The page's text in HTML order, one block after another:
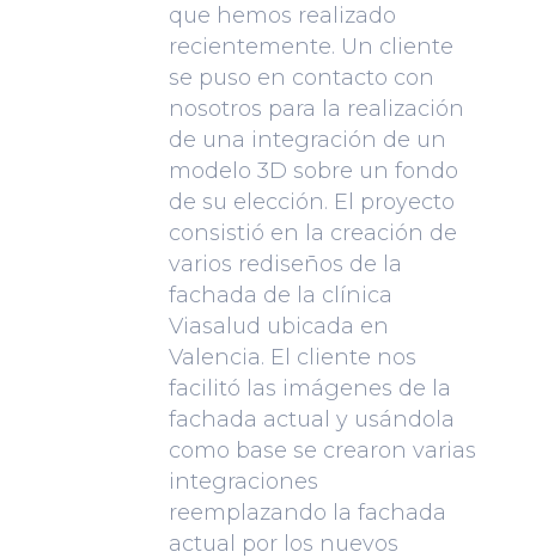
que hemos realizado
recientemente. Un cliente
se puso en contacto con
nosotros para la realización
de una integración de un
modelo 3D sobre un fondo
de su elección. El proyecto
consistió en la creación de
varios rediseños de la
fachada de la clínica
Viasalud ubicada en
Valencia. El cliente nos
facilitó las imágenes de la
fachada actual y usándola
como base se crearon varias
integraciones
reemplazando la fachada
actual por los nuevos